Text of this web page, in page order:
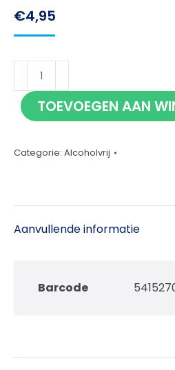
€4,95
Kidibul
Appel
75cl TOEVOEGEN AAN
Categorie: Alcoholvrij
Aanvullende informatie
Barcode